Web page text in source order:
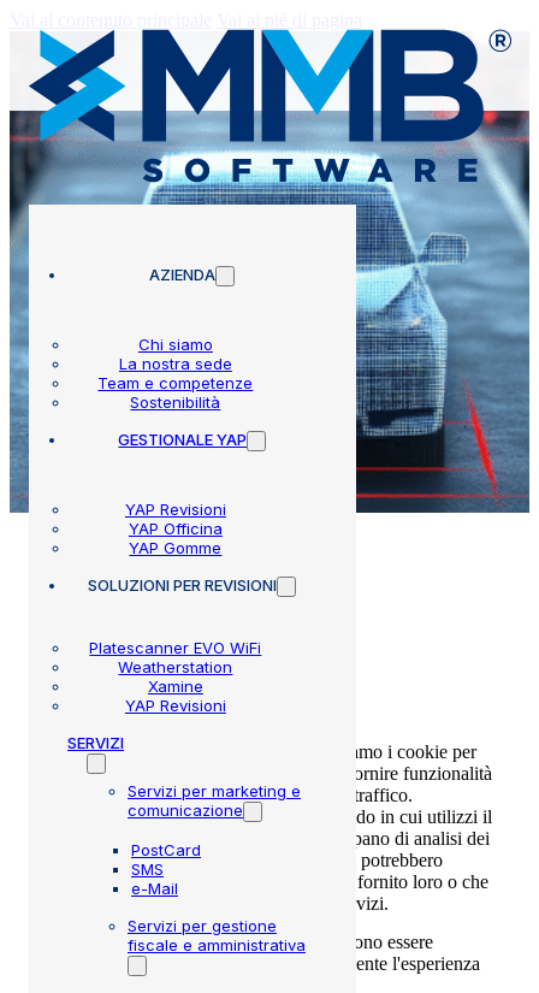
AZIENDA
Chi siamo
La nostra sede
Team e competenze
Sostenibilità
GESTIONALE YAP
YAP Revisioni
YAP Officina
YAP Gomme
SOLUZIONIPER REVISIONI
Platescanner EVO WiFi
Weatherstation
Xamine
YAP Revisioni
SERVIZI
Servizi per marketing e
comunicazione
PostCard
SMS
e-Mail
Servizi per gestione
fiscale e amministrativa
Cookie policy
Questo sito web utilizza i cookie. Utilizziamo i cookie per
personalizzare contenuti ed annunci, per fornire funzionalità
dei social media e per analizzare il nostro traffico.
Condividiamo inoltre informazioni sul modo in cui utilizzi il
nostro sito con i nostri partner che si occupano di analisi dei
dati web, pubblicità e social media, i quali potrebbero
combinarle con altre informazioni che hai fornito loro o che
hanno raccolto dal tuo utilizzo dei loro servizi.
I cookie sono piccoli file di testo che possono essere
utilizzati dai siti web per rendere più efficiente l'esperienza